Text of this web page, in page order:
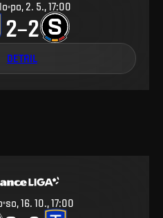
po, 2. 5., 17:00
2–2
DETAIL
so, 16. 10., 17:00